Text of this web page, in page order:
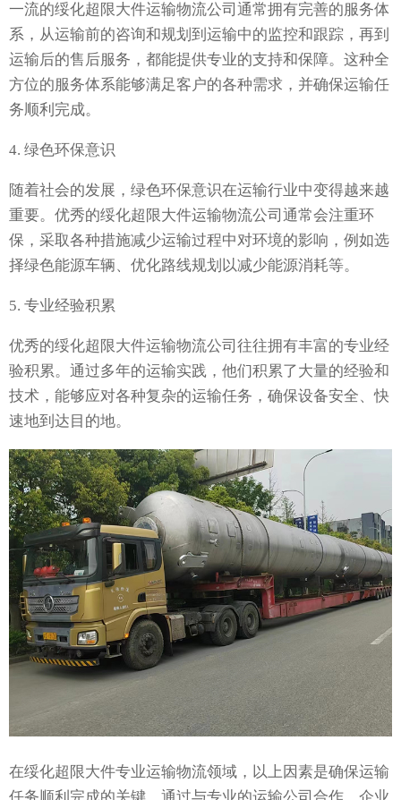
一流的绥化超限大件运输物流公司通常拥有完善的服务体
系，从运输前的咨询和规划到运输中的监控和跟踪，再到
运输后的售后服务，都能提供专业的支持和保障。这种全
方位的服务体系能够满足客户的各种需求，并确保运输任
务顺利完成。
4. 绿色环保意识
随着社会的发展，绿色环保意识在运输行业中变得越来越
重要。优秀的绥化超限大件运输物流公司通常会注重环
保，采取各种措施减少运输过程中对环境的影响，例如选
择绿色能源车辆、优化路线规划以减少能源消耗等。
5. 专业经验积累
优秀的绥化超限大件运输物流公司往往拥有丰富的专业经
验积累。通过多年的运输实践，他们积累了大量的经验和
技术，能够应对各种复杂的运输任务，确保设备安全、快
速地到达目的地。
在绥化超限大件专业运输物流领域，以上因素是确保运输